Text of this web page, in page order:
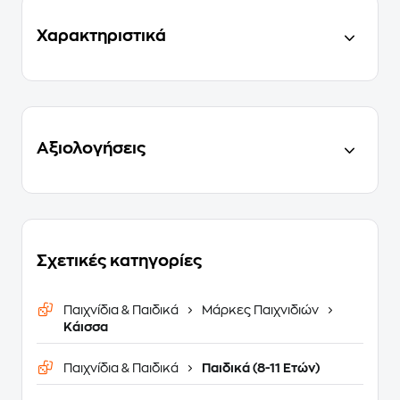
Χαρακτηριστικά
Αξιολογήσεις
Σχετικές κατηγορίες
Παιχνίδια & Παιδικά
Μάρκες Παιχνιδιών
Κάισσα
Παιχνίδια & Παιδικά Παιδικά (8-11 Ετών)